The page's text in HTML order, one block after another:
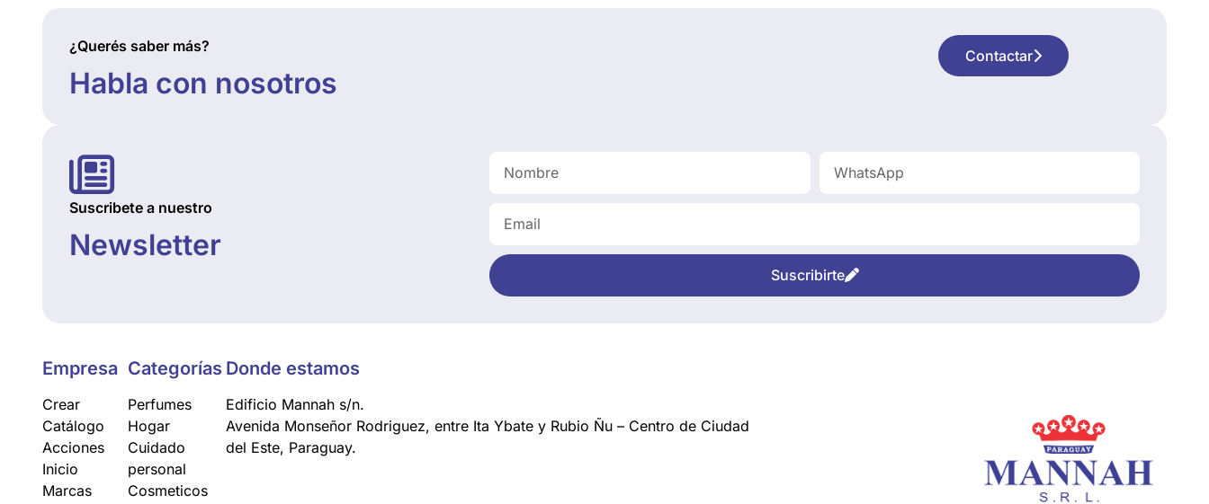
¿Querés saber más?
Habla con nosotros
Contactar
Suscribete a nuestro
Newsletter
Suscribirte
Empresa
Crear
Catálogo
Acciones
Inicio
Marcas
Categorías
Perfumes
Hogar
Cuidado
personal
Cosmeticos
Donde estamos
Edificio Mannah s/n.
Avenida Monseñor Rodriguez, entre Ita Ybate y Rubio Ñu – Centro de Ciudad
del Este, Paraguay.